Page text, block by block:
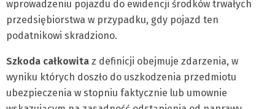
wprowadzeniu pojazdu do ewidencji środków trwałych
przedsiębiorstwa w przypadku, gdy pojazd ten
podatnikowi skradziono.
Szkoda całkowita z definicji obejmuje zdarzenia, w
wyniku których doszło do uszkodzenia przedmiotu
ubezpieczenia w stopniu faktycznie lub umownie